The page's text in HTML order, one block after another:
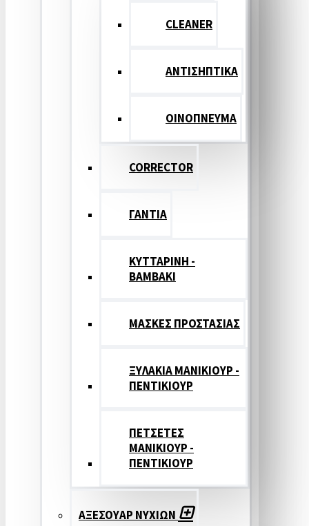
CLEANER
ΑΝΤΙΣΗΠΤΙΚΑ
ΟΙΝΟΠΝΕΥΜΑ
CORRECTOR
ΓΑΝΤΙΑ
ΚΥΤΤΑΡΙΝΗ -
ΒΑΜΒΑΚΙ
ΜΑΣΚΕΣ ΠΡΟΣΤΑΣΙΑΣ
ΞΥΛΑΚΙΑ ΜΑΝΙΚΙΟΥΡ -
ΠΕΝΤΙΚΙΟΥΡ
ΠΕΤΣΕΤΕΣ
ΜΑΝΙΚΙΟΥΡ -
ΠΕΝΤΙΚΙΟΥΡ
ΑΞΕΣΟΥΑΡ ΝΥΧΙΩΝ